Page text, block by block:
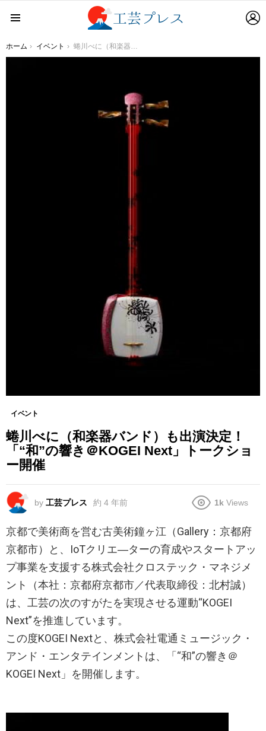
You are here:
ホーム イベント 蜷川べに（和楽器バンド）も出演決定！ 「“和”の響き＠KOGEI Next」トークショー開催
イベント
蜷川べに（和楽器バンド）も出演決定！
「“和”の響き＠KOGEI Next」トークショ
ー開催
by 工芸プレス 約 4 年前 1k Views
京都で美術商を営む古美術鐘ヶ江（Gallery：京都府
京都市）と、IoTクリエ―ターの育成やスタートアッ
プ事業を支援する株式会社クロステック・マネジメ
ント（本社：京都府京都市／代表取締役：北村誠）
は、工芸の次のすがたを実現させる運動“KOGEI
Next”を推進しています。
この度KOGEI Nextと、株式会社電通ミュージック・
アンド・エンタテインメントは、「“和”の響き＠
KOGEI Next」を開催します。